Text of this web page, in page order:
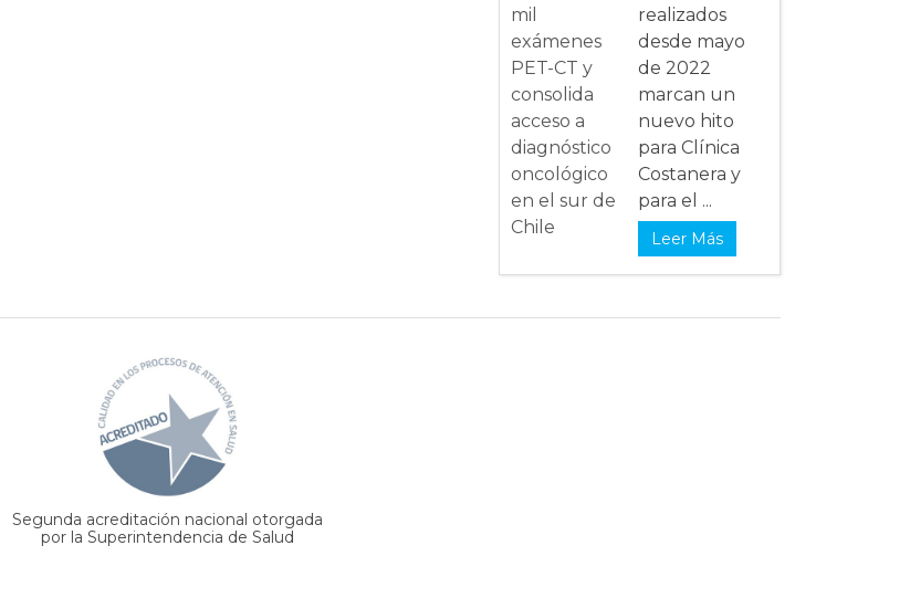
realizados
desde mayo
de 2022
marcan un
nuevo hito
para Clínica
Costanera y
para el ...
Leer Más
Segunda acreditación nacional otorgada
por la Superintendencia de Salud